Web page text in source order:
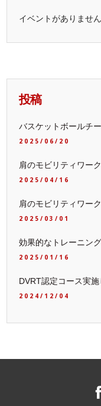
イベントがありません
投稿
バスケットボールチ
2025/06/20
肩のモビリティワー
2025/04/16
肩のモビリティワー
2025/03/01
効果的なトレーニン
2025/01/16
DVRT認定コース実施
2024/12/04